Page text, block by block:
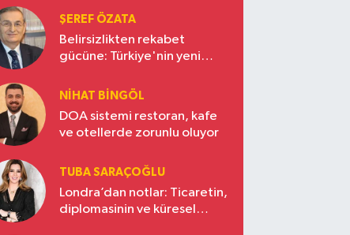
ŞEREF ÖZATA
Belirsizlikten rekabet
gücüne: Türkiye'nin yeni
NIHAT BINGÖL
DOA sistemi restoran, kafe
ve otellerde zorunlu oluyor
TUBA SARAÇOĞLU
Londra’dan notlar: Ticaretin,
diplomasinin ve küresel